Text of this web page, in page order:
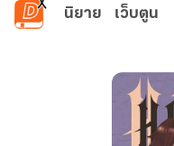
ข้ามไปยังเนื้อหาหลัก
นิยาย เว็บตูน